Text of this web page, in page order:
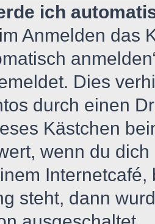
ich
Anmelden das
Dies
durch einen
Kästchen
wenn du
steht, dann